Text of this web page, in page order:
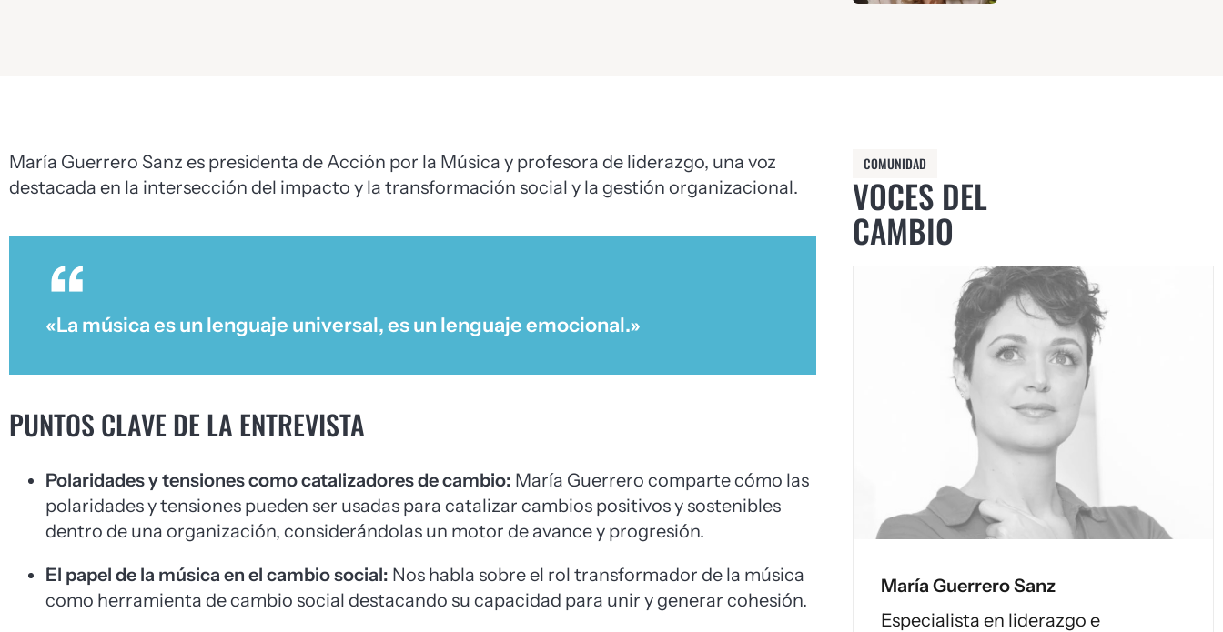
María Guerrero Sanz es presidenta de Acción por la Música y profesora de liderazgo, una voz
destacada en la intersección del impacto y la transformación social y la gestión organizacional.
«La música es un lenguaje universal, es un lenguaje emocional.»
PUNTOS CLAVE DE LA ENTREVISTA
Polaridades y tensiones como catalizadores de cambio: María Guerrero comparte cómo las
polaridades y tensiones pueden ser usadas para catalizar cambios positivos y sostenibles
dentro de una organización, considerándolas un motor de avance y progresión.
El papel de la música en el cambio social: Nos habla sobre el rol transformador de la música
como herramienta de cambio social destacando su capacidad para unir y generar cohesión.
COMUNIDAD
VOCES DEL
CAMBIO
María Guerrero Sanz
Especialista en liderazgo e